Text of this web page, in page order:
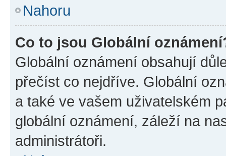
Nahoru
Co to jsou Globální
Globální oznámení obsahují
přečíst co nejdříve. Globální
a také ve vašem uživatelském
globální oznámení, záleží na
administrátoři.